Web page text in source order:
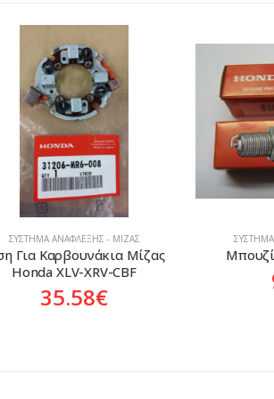
ΣΎΣΤΗΜΑ ΑΝΆΦΛΕΞΗΣ - ΜΊΖΑΣ
Μπουζί Honda CR7HSA
9.45€
Μπουζί